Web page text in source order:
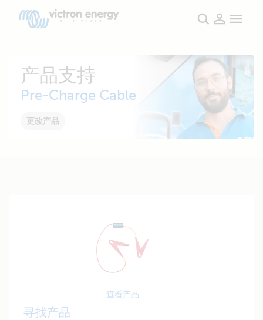
产品支持
Pre-Charge Cable
更改产品
查看产品
寻找产品